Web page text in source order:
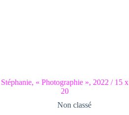
Stéphanie, « Photographie », 2022 / 15 x
20
Non classé